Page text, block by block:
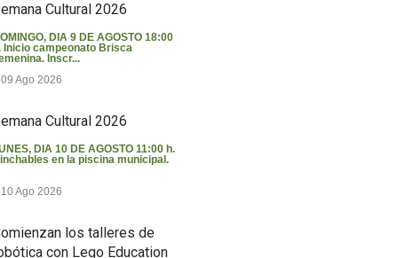
Cultural 2026
DIA 9 DE AGOSTO 18:00
Inicio campeonato Brisca
Inscr...
09 Ago 2026
Cultural 2026
DIA 10 DE AGOSTO 11:00 h.
en la piscina municipal.
10 Ago 2026
los talleres de
con Lego Education